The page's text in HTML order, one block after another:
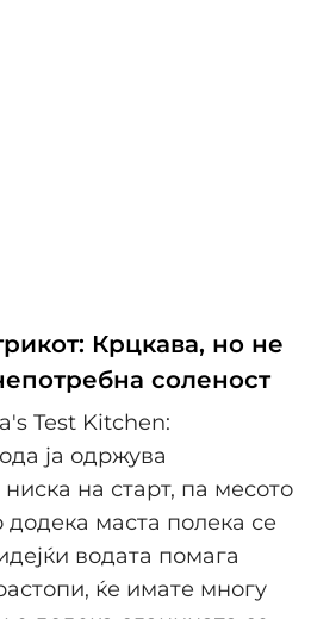
Крцкава, но не
соленост
Test Kitchen:
ја одржува
на старт, па месото
додека маста полека се
водата помага
ќе имате многу